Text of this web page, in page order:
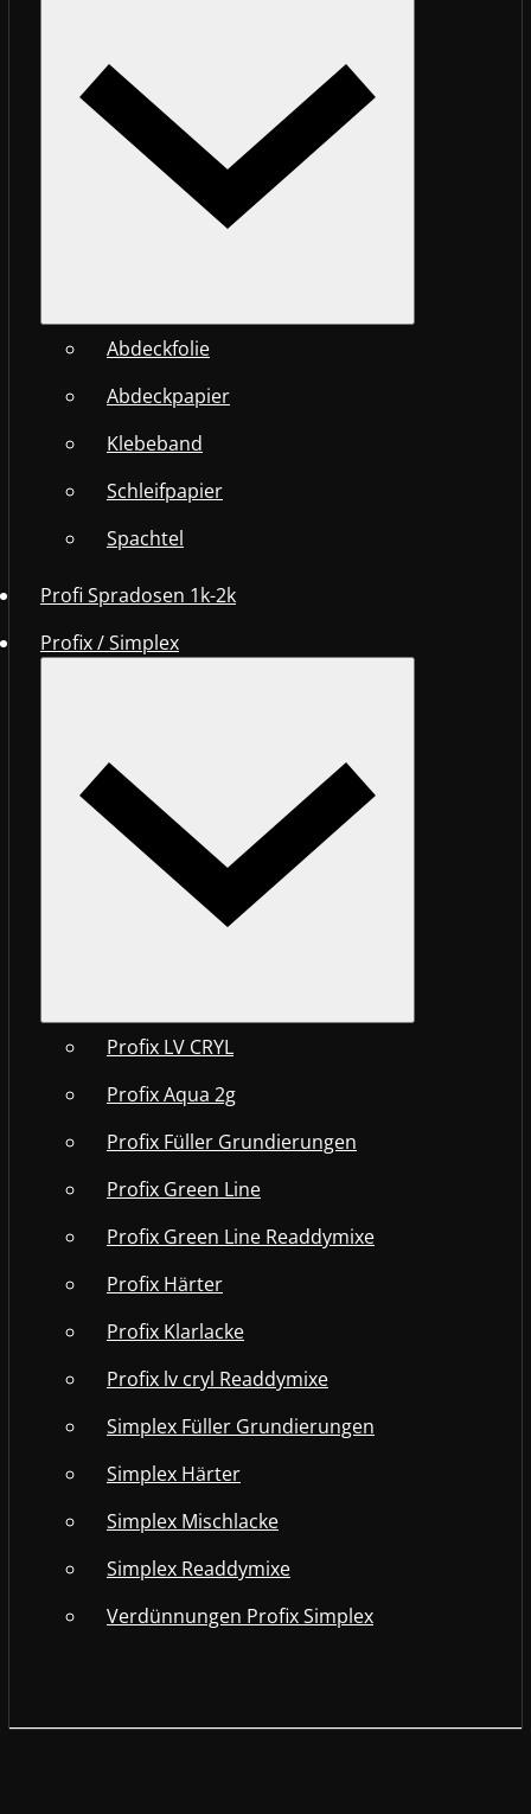
Abdeckfolie
Abdeckpapier
Klebeband
Schleifpapier
Spachtel
Profi Spradosen 1k-2k
Profix / Simplex
Profix LV CRYL
Profix Aqua 2g
Profix Füller Grundierungen
Profix Green Line
Profix Green Line Readdymixe
Profix Härter
Profix Klarlacke
Profix lv cryl Readdymixe
Simplex Füller Grundierungen
Simplex Härter
Simplex Mischlacke
Simplex Readdymixe
Verdünnungen Profix Simplex